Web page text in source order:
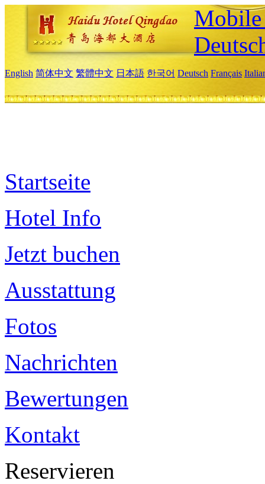
English 简体中文 繁體中文 日本語 한국어 Deutsch Français
Startseite
Hotel Info
Jetzt buchen
Ausstattung
Fotos
Nachrichten
Bewertungen
Kontakt
Reservieren